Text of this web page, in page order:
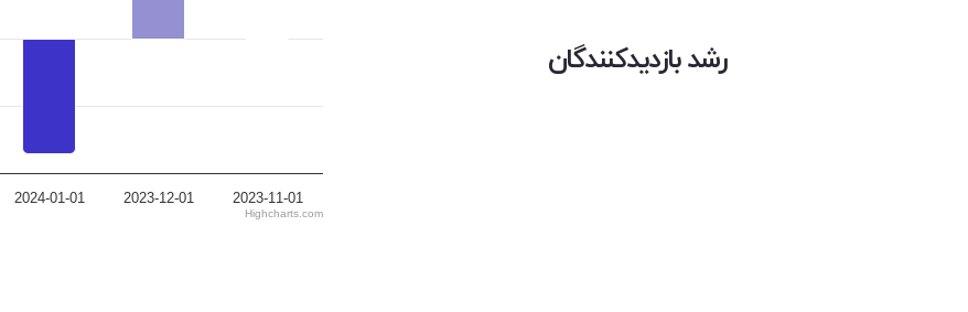
رشد بازدیدکنندگان
2024-01-01 2023-12-01 2023-11-01
Highcharts.com